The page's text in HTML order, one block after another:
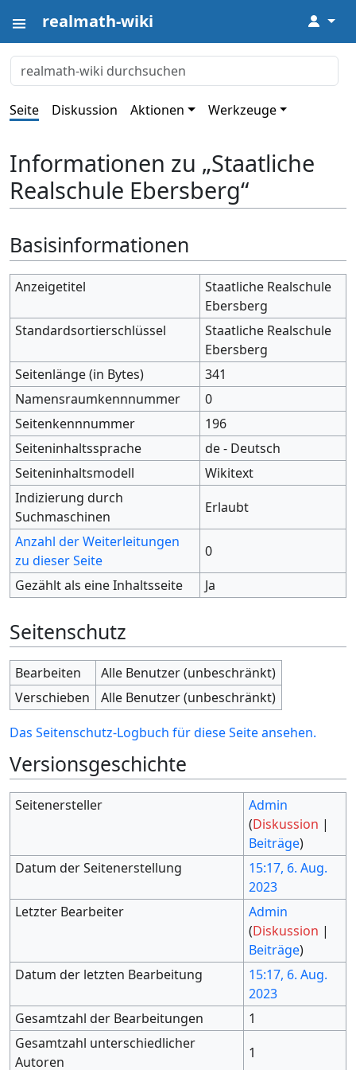
realmath-wiki ↓
Seite Diskussion Aktionen Werkzeuge
Informationen zu „Staatliche
Realschule Ebersberg“
Basisinformationen
Anzeigetitel
Staatliche Realschule
Ebersberg
Standardsortierschlüssel
Staatliche Realschule
Ebersberg
Seitenlänge (in Bytes)
341
Namensraumkennnummer
0
Seitenkennnummer
196
Seiteninhaltssprache
de - Deutsch
Seiteninhaltsmodell
Wikitext
Indizierung durch
Suchmaschinen
Erlaubt
Anzahl der Weiterleitungen
zu dieser Seite
0
Gezählt als eine Inhaltsseite
Ja
Seitenschutz
Bearbeiten
Alle Benutzer (unbeschränkt)
Verschieben
Alle Benutzer (unbeschränkt)
Das Seitenschutz-Logbuch für diese Seite ansehen.
Versionsgeschichte
Seitenersteller
Admin
(Diskussion |
Beiträge)
Datum der Seitenerstellung
15:17, 6. Aug.
2023
Letzter Bearbeiter
Admin
(Diskussion |
Beiträge)
Datum der letzten Bearbeitung
15:17, 6. Aug.
2023
Gesamtzahl der Bearbeitungen
1
Gesamtzahl unterschiedlicher
Autoren
1